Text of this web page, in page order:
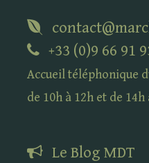
+33 (0)9 66 91
Accueil téléphonique
de 10h à 12h et de 14h
Le Blog MDT